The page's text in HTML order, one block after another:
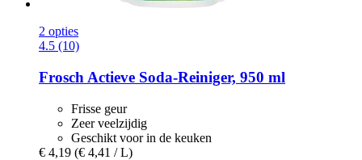
2 opties
4.5 (10)
Frosch Actieve Soda-​Reiniger, 950 ml
Frisse geur
Zeer veelzijdig
Geschikt voor in de keuken
€ 4,19 (€ 4,41 / L)